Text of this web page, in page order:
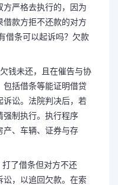
严格去执行的，因为
款方拒不还款的对方
借条可以起诉吗？欠款
钱未还，且在催告与协
包括借条等能证明借贷
诉讼。法院判决后，若
强制执行。执行程序
产、车辆、证券与存
了借条但对方不还
，以追回欠款。在索